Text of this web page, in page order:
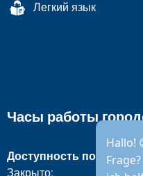
Легкий язык
Hallo!
Часы работы
Доступность по
Нажмите, чтобы скрыть
Закрыто: